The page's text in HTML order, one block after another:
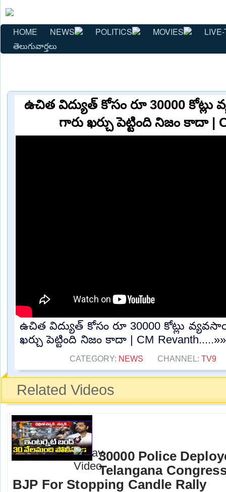
HOME NEWS POLITICS MOVIES
తెలుగువార్తలు
ఉచిత విద్యుత్ కోసం రూ 30000
గారు ఖర్చు పెట్టింది నిజం కాదా |
ఉచిత విద్యుత్ కోసం రూ 30000 కోట్లు
ఖర్చు పెట్టింది నిజం కాదా | CM Revanth.....»»
CATEGORY: NEWS CHANNEL: TV9
Related Videos
30000 Police
Telangana
BJP For Stopping Candle Rally